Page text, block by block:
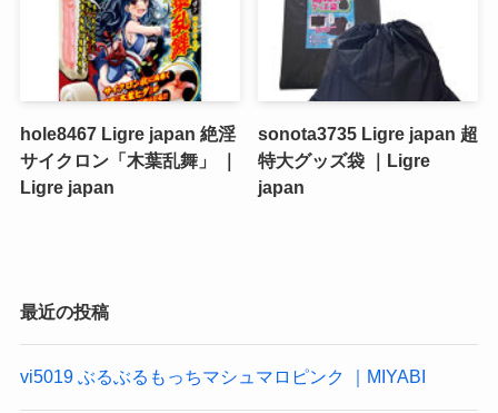
hole8467 Ligre japan 絶淫
サイクロン「木葉乱舞」 ｜
Ligre japan
sonota3735 Ligre japan 超
特大グッズ袋 ｜Ligre
japan
最近の投稿
vi5019 ぶるぶるもっちマシュマロピンク ｜MIYABI